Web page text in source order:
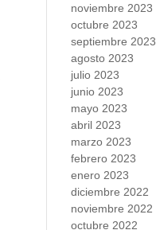
noviembre 2023
octubre 2023
septiembre 2023
agosto 2023
julio 2023
junio 2023
mayo 2023
abril 2023
marzo 2023
febrero 2023
enero 2023
diciembre 2022
noviembre 2022
octubre 2022